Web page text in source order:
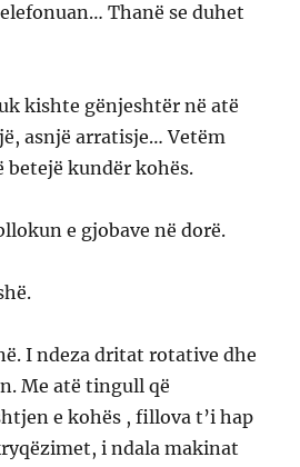
Thanë se duhet
kishte gënjeshtër në atë
asnjë arratisje… Vetëm
betejë kundër kohës.
e gjobave në dorë.
I ndeza dritat rotative dhe
Me atë tingull që
e kohës , fillova t’i hap
i ndala makinat